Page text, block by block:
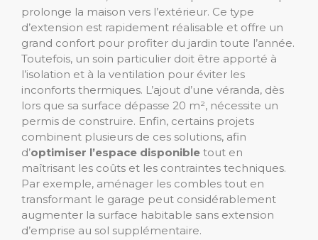
prolonge la maison vers l’extérieur. Ce type
d’extension est rapidement réalisable et offre un
grand confort pour profiter du jardin toute l’année.
Toutefois, un soin particulier doit être apporté à
l’isolation et à la ventilation pour éviter les
inconforts thermiques. L’ajout d’une véranda, dès
lors que sa surface dépasse 20 m², nécessite un
permis de construire. Enfin, certains projets
combinent plusieurs de ces solutions, afin
d’optimiser l’espace disponible tout en
maîtrisant les coûts et les contraintes techniques.
Par exemple, aménager les combles tout en
transformant le garage peut considérablement
augmenter la surface habitable sans extension
d’emprise au sol supplémentaire.